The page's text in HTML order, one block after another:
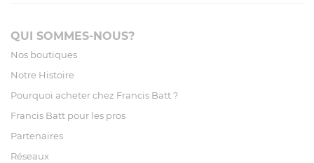
QUI SOMMES-NOUS?
Nos boutiques
Notre Histoire
Pourquoi acheter chez Francis Batt ?
Francis Batt pour les pros
Partenaires
Réseaux